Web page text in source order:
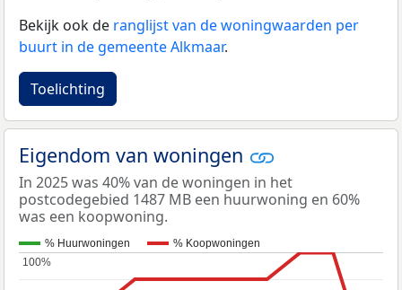
Bekijk ook de ranglijst van de woningwaarden per
buurt in de gemeente Alkmaar.
Toelichting
Eigendom van woningen
In 2025 was 40% van de woningen in het
postcodegebied 1487 MB een huurwoning en 60%
was een koopwoning.
% Huurwoningen
% Koopwoningen
100%
100%